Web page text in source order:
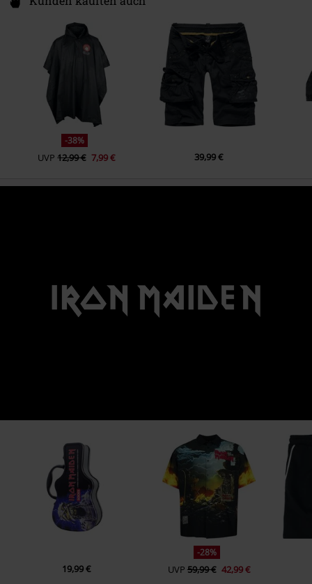
-38%
UVP 12,99 € 7,99 € 39,99 €
19,99 €
-28%
UVP 59,99 € 42,99 €